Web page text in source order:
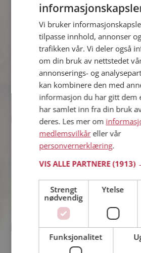
Kine
44 år fra Ringsaker
Søker mann 39 - 50
Hva jobber Kine
på Møteplassen
detaljer om de
Veronica
39 år fra Sør-Odal i
Søker mann 32 - 48
Liker du å reise?
finne svaret og
spennende fakta.
frkmaje89
36 år fra Ringebu i
Vi bruker
tilpasse innhold, annonser
trafikken vår. Vi deler også
om din bruk av nettstedet
annonserings- og
kan kombinere den med
informasjon du har gitt dem
har samlet inn fra din bruk
deres. Les mer om
medlemsvilkåreller vår
personvernerklæring.
VIS ALLE PARTNERE(1913)
Strengt
nødvendig
Ytelse
Funksjonalitet